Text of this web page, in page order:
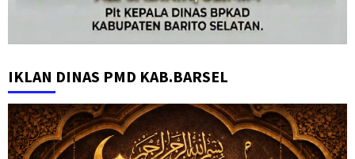
IKLAN DINAS PMD KAB.BARSEL